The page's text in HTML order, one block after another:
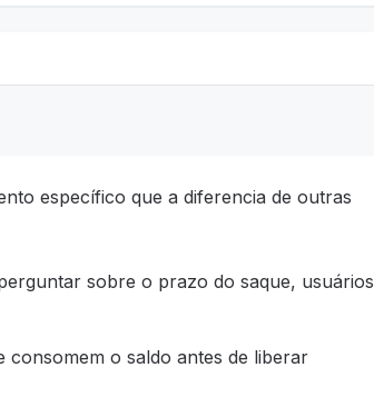
específico que a diferencia de outras
sobre o prazo do saque, usuários
consomem o saldo antes de liberar